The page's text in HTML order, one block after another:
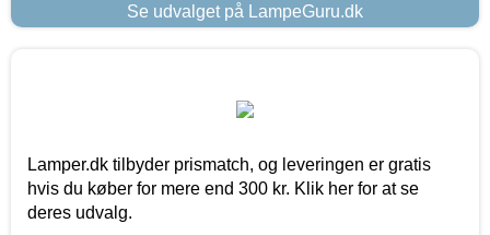
Se udvalget på LampeGuru.dk
Lamper.dk tilbyder prismatch, og leveringen er gratis
hvis du køber for mere end 300 kr. Klik her for at se
deres udvalg.